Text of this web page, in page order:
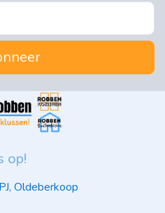
op!
Oldeberkoop